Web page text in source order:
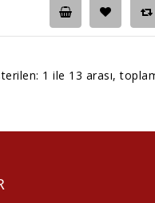
1 ile 13 arası,